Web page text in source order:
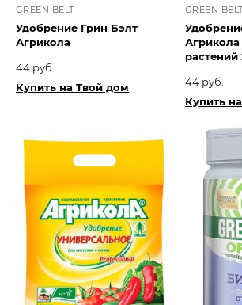
GREEN BELT
Удобрение Грин Бэлт
Агрикола
44 руб.
Купить на Твой дом
GREEN
растений
44 руб.
Купить